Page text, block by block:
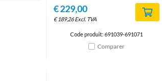
€229,00
€189,26 Excl. TVA
Code produit: 691039-691071
Comparer